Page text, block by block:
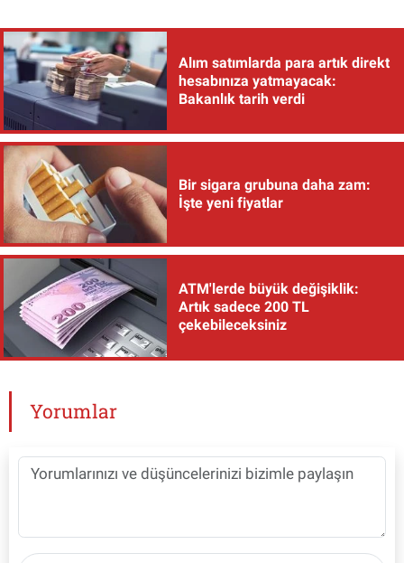
Alım satımlarda para artık direkt
hesabınıza yatmayacak:
Bakanlık tarih verdi
Bir sigara grubuna daha zam:
İşte yeni fiyatlar
ATM'lerde büyük değişiklik:
Artık sadece 200 TL
çekebileceksiniz
Yorumlar